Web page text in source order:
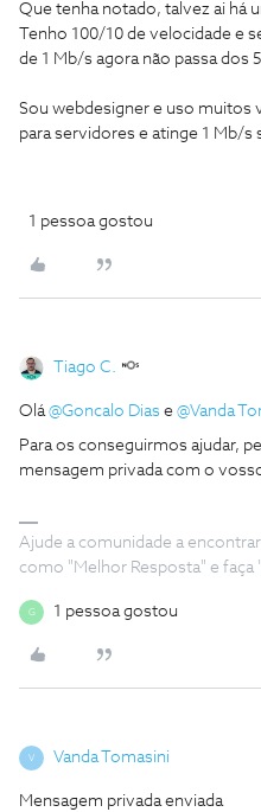
Que tenha notado, talvez ai há
Tenho 100/10 de velocidade e
de 1 Mb/s agora não passa dos
Sou webdesigner e uso muitos
para servidores e atinge 1 Mb/s
1 pessoa gostou
Tiago C.
Olá@Goncalo Dias e @Vanda
Para os conseguirmos ajudar,
mensagem privada com o
Ajude a comunidade a
como "Melhor Resposta" e
G 1 pessoa gostou
V Vanda Tomasini
Mensagem privada enviada